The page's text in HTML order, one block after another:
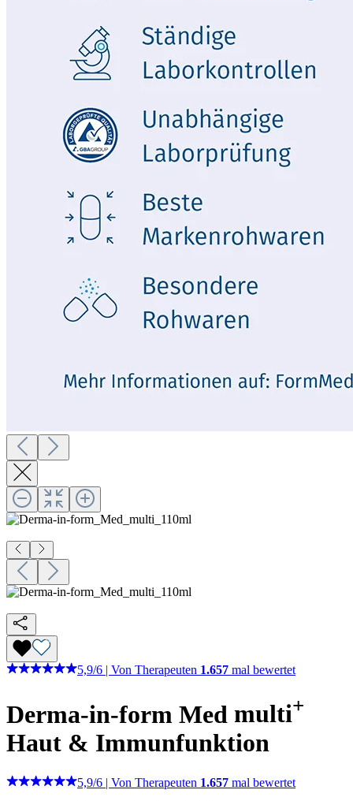
5,9/6 | Von Therapeuten 1.657 mal bewertet
Derma-in-form Med multi+
Haut & Immunfunktion
5,9/6 | Von Therapeuten 1.657 mal bewertet